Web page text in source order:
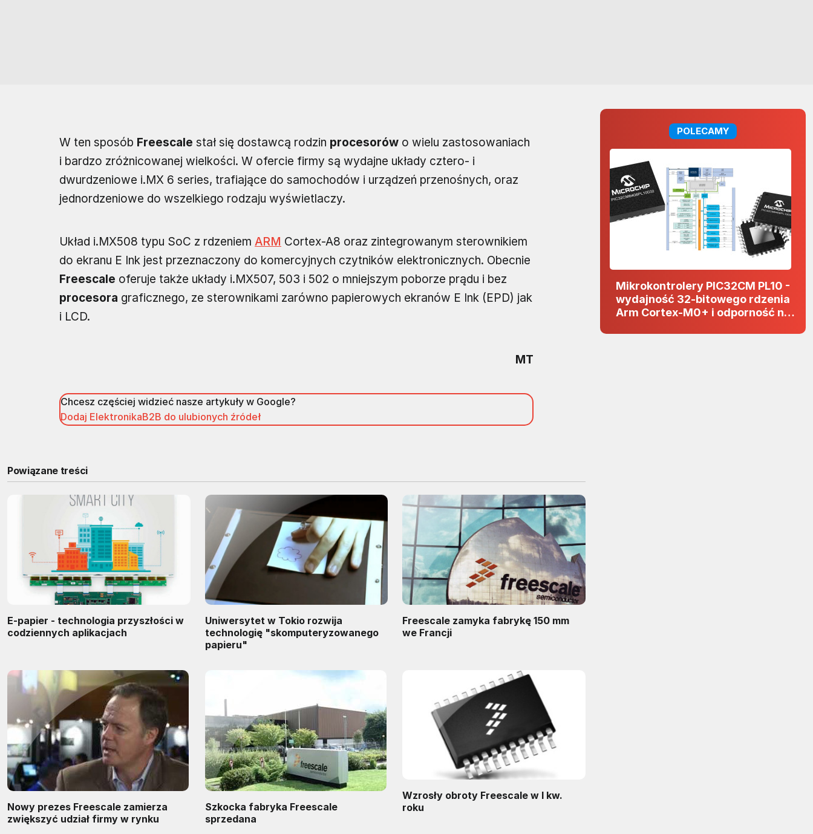
W ten sposób Freescale stał się dostawcą rodzin procesorów o wielu zastosowaniach
i bardzo zróżnicowanej wielkości. W ofercie firmy są wydajne układy cztero- i
dwurdzeniowe i.MX 6 series, trafiające do samochodów i urządzeń przenośnych, oraz
jednordzeniowe do wszelkiego rodzaju wyświetlaczy.
Układ i.MX508 typu SoC z rdzeniem ARM Cortex-A8 oraz zintegrowanym sterownikiem
do ekranu E Ink jest przeznaczony do komercyjnych czytników elektronicznych. Obecnie
Freescale oferuje także układy i.MX507, 503 i 502 o mniejszym poborze prądu i bez
procesora graficznego, ze sterownikami zarówno papierowych ekranów E Ink (EPD) jak
i LCD.
MT
Chcesz częściej widzieć nasze artykuły w Google?
Dodaj ElektronikaB2B do ulubionych źródeł
Powiązane treści
E-papier - technologia przyszłości w
codziennych aplikacjach
Uniwersytet w Tokio rozwija
technologię "skomputeryzowanego
papieru"
Freescale zamyka fabrykę 150 mm
we Francji
Nowy prezes Freescale zamierza
zwiększyć udział firmy w rynku
Szkocka fabryka Freescale
sprzedana
Wzrosły obroty Freescale w I kw.
roku
POLECAMY
Mikrokontrolery PIC32CM PL10 -
wydajność 32-bitowego rdzenia
Arm Cortex-M0+ i odporność na